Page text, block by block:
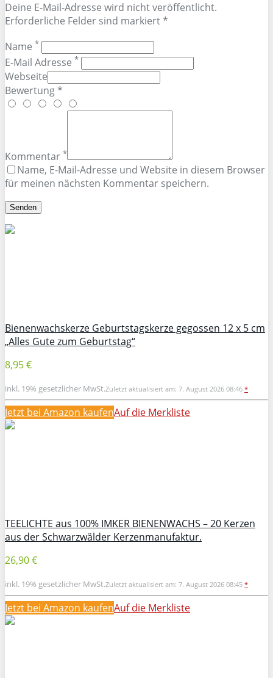
Deine E-Mail-Adresse wird nicht veröffentlicht.
Erforderliche Felder sind markiert *
Name *
E-Mail Adresse *
Webseite
Bewertung *
Kommentar *
Name, E-Mail-Adresse und Website in diesem Browser
für meinen nächsten Kommentar speichern.
Bienenwachskerze Geburtstagskerze gegossen 12 x 5 cm
„Alles Gute zum Geburtstag“
8,95 €
inkl. 19% gesetzlicher MwSt.Zuletzt aktualisiert am: 7. August 2026 08:46 *
Jetzt bei Amazon kaufenAuf die Merkliste
TEELICHTE aus 100% IMKER BIENENWACHS – 20 Kerzen
aus der Schwarzwälder Kerzenmanufaktur.
26,90 €
inkl. 19% gesetzlicher MwSt.Zuletzt aktualisiert am: 7. August 2026 08:45 *
Jetzt bei Amazon kaufenAuf die Merkliste